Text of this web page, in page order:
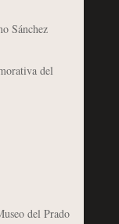
Sánchez
del
del Prado